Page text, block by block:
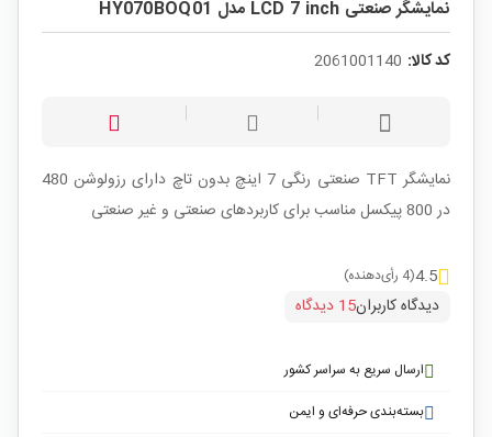
نمایشگر صنعتی LCD 7 inch مدل HY070BOQ01
کد کالا: 2061001140
نمایشگر TFT صنعتی رنگی 7 اینچ بدون تاچ دارای رزولوشن 480
در 800 پیکسل مناسب برای کاربردهای صنعتی و غیر صنعتی
4.5(4 رأی‌دهنده)
دیدگاه کاربران15 دیدگاه
ارسال سریع به سراسر کشور
بسته‌بندی حرفه‌ای و ایمن